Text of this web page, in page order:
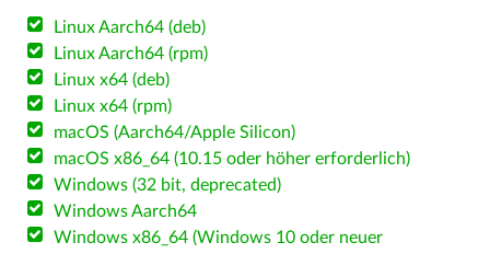
Linux Aarch64 (deb)
Linux Aarch64 (rpm)
Linux x64 (deb)
Linux x64 (rpm)
macOS (Aarch64/Apple Silicon)
macOS x86_64 (10.15 oder höher erforderlich)
Windows (32 bit, deprecated)
Windows Aarch64
Windows x86_64 (Windows 10 oder neuer